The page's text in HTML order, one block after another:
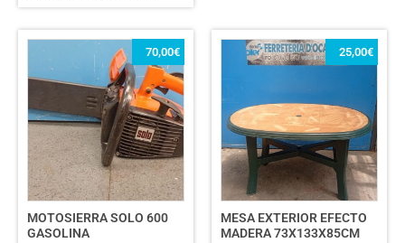
MOTOSIERRA SOLO 600
GASOLINA
70,00€
MESA EXTERIOR EFECTO
MADERA 73X133X85CM
25,00€